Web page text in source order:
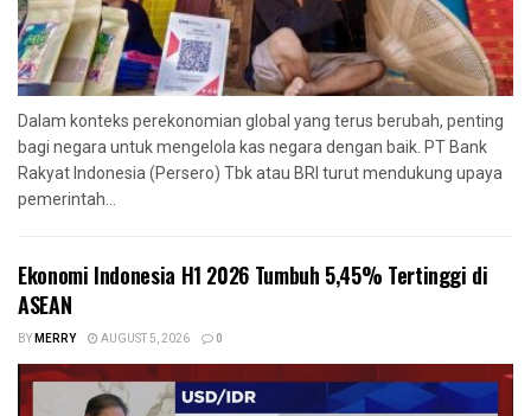
Dalam konteks perekonomian global yang terus berubah, penting
bagi negara untuk mengelola kas negara dengan baik. PT Bank
Rakyat Indonesia (Persero) Tbk atau BRI turut mendukung upaya
pemerintah...
Ekonomi Indonesia H1 2026 Tumbuh 5,45% Tertinggi di
ASEAN
BYMERRY AUGUST 5, 2026 0